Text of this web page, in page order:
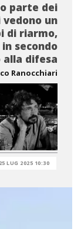
parte dei
un
di riarmo,
secondo
difesa
Ranocchiari
25 LUG 2025 10:30